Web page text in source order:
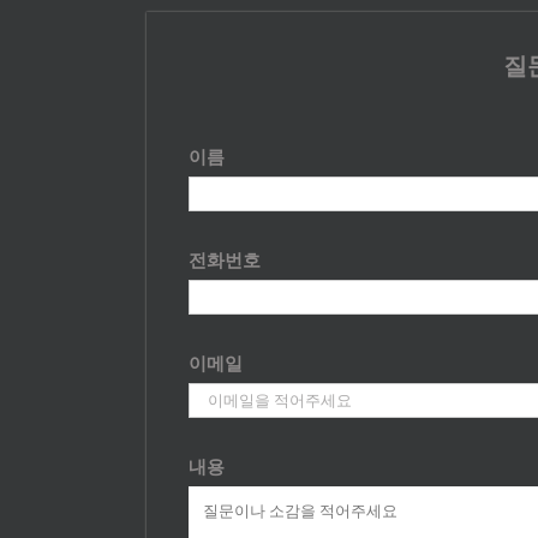
질
이름
전화번호
이메일
내용